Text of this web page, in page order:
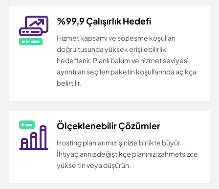
%99,9 Çalışırlık Hedefi
Hizmet kapsamı ve sözleşme koşulları
doğrultusunda yüksek erişilebilirlik
hedeflenir. Planlı bakım ve hizmet seviyesi
ayrıntıları seçilen paketin koşullarında açıkça
belirtilir.
Ölçeklenebilir Çözümler
Hosting planlarımız işinizle birlikte büyür.
İhtiyaçlarınız değiştikçe planınızı zahmetsizce
yükseltin veya düşürün.